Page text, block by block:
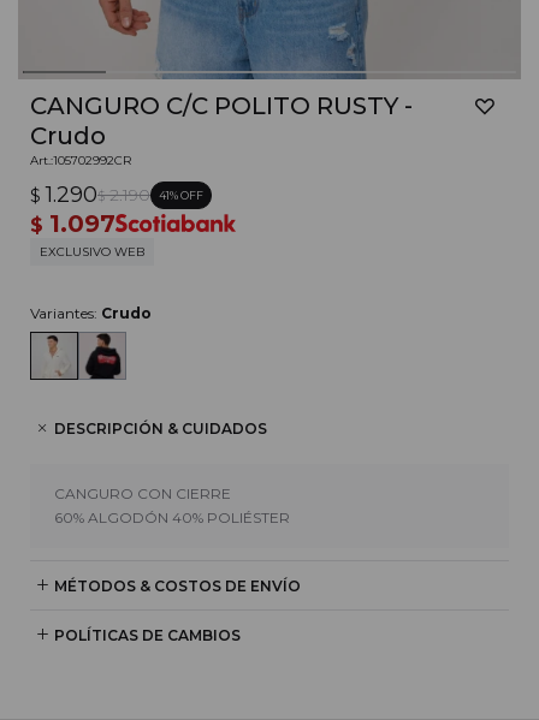
CANGURO C/C POLITO RUSTY -
Crudo
105702992CR
$ 1.290$ 2.190 41
$ 1.097
EXCLUSIVO WEB
Variantes: Crudo
DESCRIPCIÓN & CUIDADOS
CANGURO CON CIERRE
60% ALGODÓN 40% POLIÉSTER
MÉTODOS & COSTOS DE ENVÍO
POLÍTICAS DE CAMBIOS